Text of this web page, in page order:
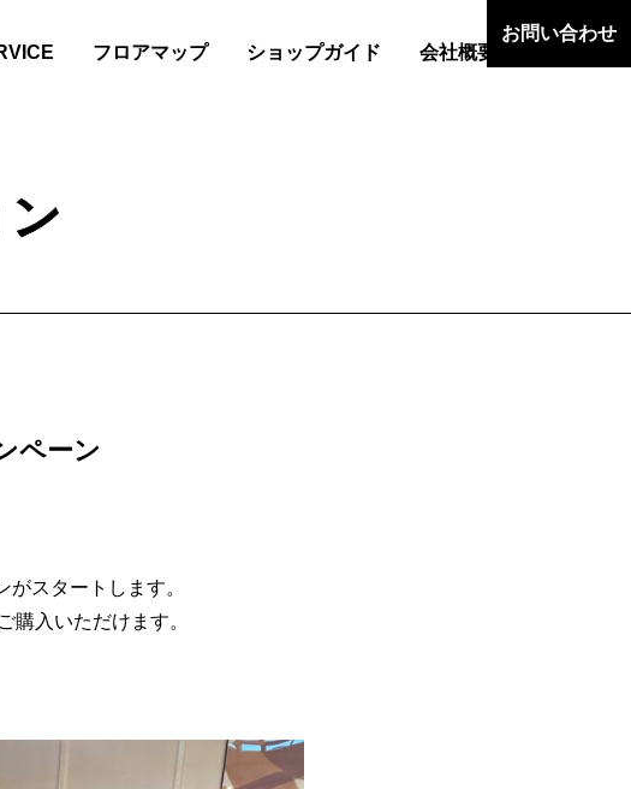
フロアマップ ショップガイド 会社概要
お問い合わせ
ペーン
スタートします。
購入いただけます。